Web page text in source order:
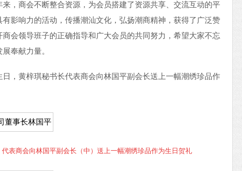
，商会不断整合资源，为会员搭建了资源共享、交流互动的平
影响力的活动，传播潮汕文化，弘扬潮商精神，获得了广泛赞
会领导班子的正确指导和广大会员的共同努力，希望大家不忘
奉献力量。
，黄梓琪秘书长代表商会向林国平副会长送上一幅潮绣珍品作
表商会向林国平副会长（中）送上一幅潮绣珍品作为生日贺礼